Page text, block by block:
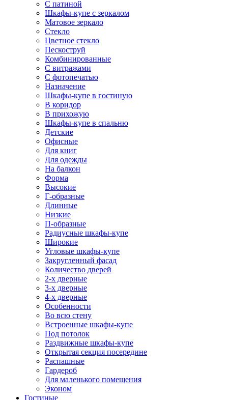
С патиной
Шкафы-купе с зеркалом
Матовое зеркало
Стекло
Цветное стекло
Пескоструй
Комбинированные
С витражами
С фотопечатью
Назначение
Шкафы-купе в гостиную
В коридор
В прихожую
Шкафы-купе в спальню
Детские
Офисные
Для книг
Для одежды
На балкон
Форма
Высокие
Г-образные
Длинные
Низкие
П-образные
Радиусные шкафы-купе
Широкие
Угловые шкафы-купе
Закругленный фасад
Количество дверей
2-х дверные
3-х дверные
4-х дверные
Особенности
Во всю стену
Встроенные шкафы-купе
Под потолок
Раздвижные шкафы-купе
Открытая секция посередине
Распашные
Гардероб
Для маленького помещения
Эконом
Гостиные